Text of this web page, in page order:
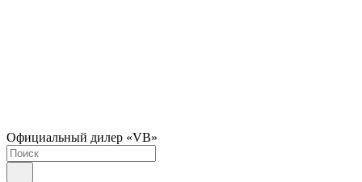
Официальный дилер «VB»